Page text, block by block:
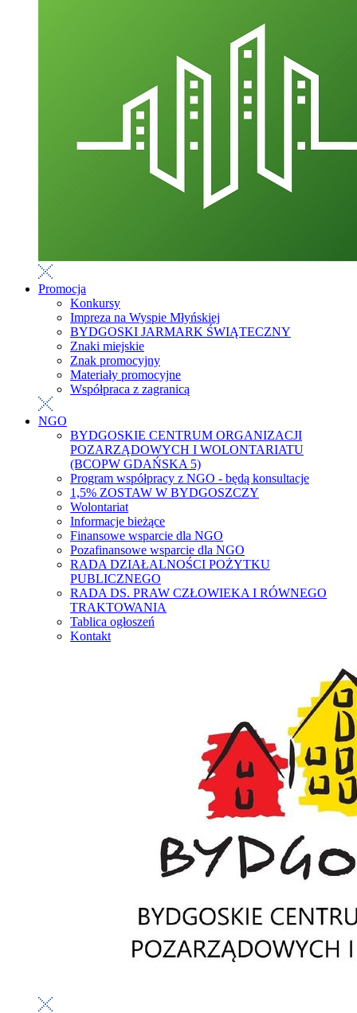
Promocja
Konkursy
Impreza na Wyspie Młyńskiej
BYDGOSKI JARMARK ŚWIĄTECZNY
Znaki miejskie
Znak promocyjny
Materiały promocyjne
Współpraca z zagranicą
NGO
BYDGOSKIE CENTRUM ORGANIZACJI
POZARZĄDOWYCH I WOLONTARIATU
(BCOPW GDAŃSKA 5)
Program współpracy z NGO - będą konsultacje
1,5% ZOSTAW W BYDGOSZCZY
Wolontariat
Informacje bieżące
Finansowe wsparcie dla NGO
Pozafinansowe wsparcie dla NGO
RADA DZIAŁALNOŚCI POŻYTKU
PUBLICZNEGO
RADA DS. PRAW CZŁOWIEKA I RÓWNEGO
TRAKTOWANIA
Tablica ogłoszeń
Kontakt